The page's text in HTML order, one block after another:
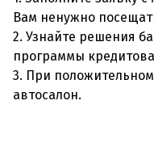
Вам ненужно
2. Узнайте решения
программы
3. При
автосалон.